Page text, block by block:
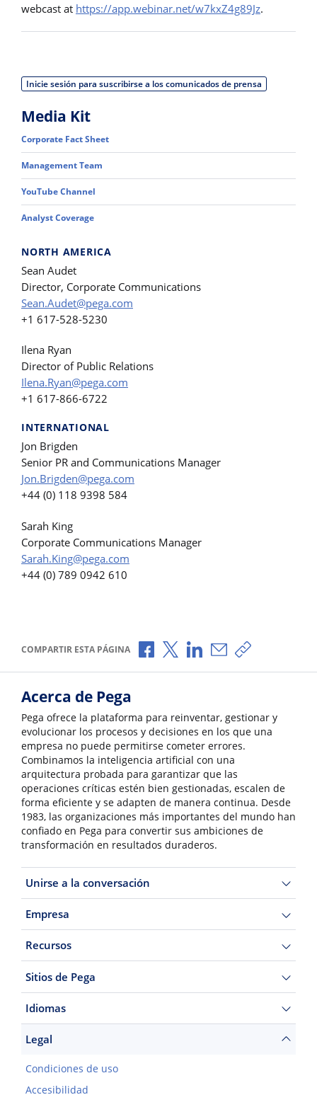
webcast at https://app.webinar.net/w7kxZ4g89Jz.
Inicie sesión para suscribirse a los comunicados de prensa
Media Kit
Corporate Fact Sheet
Management Team
YouTube Channel
Analyst Coverage
NORTH AMERICA
Sean Audet
Director, Corporate Communications
Sean.Audet@pega.com
+1 617-528-5230
Ilena Ryan
Director of Public Relations
Ilena.Ryan@pega.com
+1 617-866-6722
INTERNATIONAL
Jon Brigden
Senior PR and Communications Manager
Jon.Brigden@pega.com
+44 (0) 118 9398 584
Sarah King
Corporate Communications Manager
Sarah.King@pega.com
+44 (0) 789 0942 610
COMPARTIR ESTA PÁGINA Compartir a través de Facebook
Compartir a través de X
Compartir a través de
Compartir por
Copiar
Acerca de Pega
Pega ofrece la plataforma para reinventar, gestionar y
evolucionar los procesos y decisiones en los que una
empresa no puede permitirse cometer errores.
Combinamos la inteligencia artificial con una
arquitectura probada para garantizar que las
operaciones críticas estén bien gestionadas, escalen de
forma eficiente y se adapten de manera continua. Desde
1983, las organizaciones más importantes del mundo han
confiado en Pega para convertir sus ambiciones de
transformación en resultados duraderos.
Unirse a la conversación
Empresa
Recursos
Sitios de Pega
Idiomas
Legal
Condiciones de uso
Accesibilidad